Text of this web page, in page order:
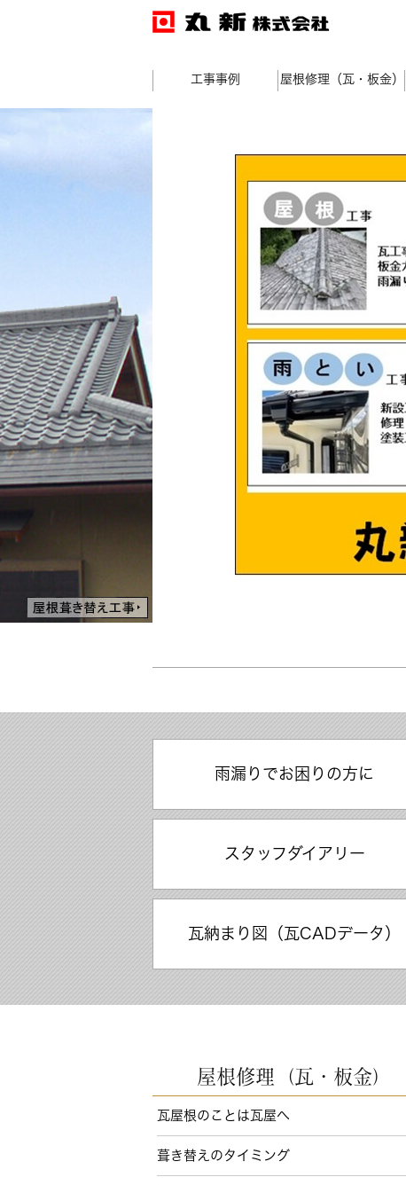
工事事例 屋根修理（瓦・板金）
雨漏りでお困りの方に
スタッフダイアリー
瓦納まり図（瓦CADデータ）
屋根修理（瓦・板金）
瓦屋根のことは瓦屋へ
葺き替えのタイミング